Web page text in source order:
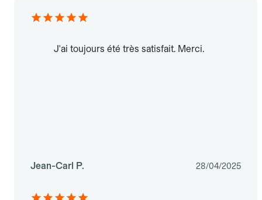
J'ai toujours été très satisfait. Merci.
Jean-Carl P. 28/04/2025